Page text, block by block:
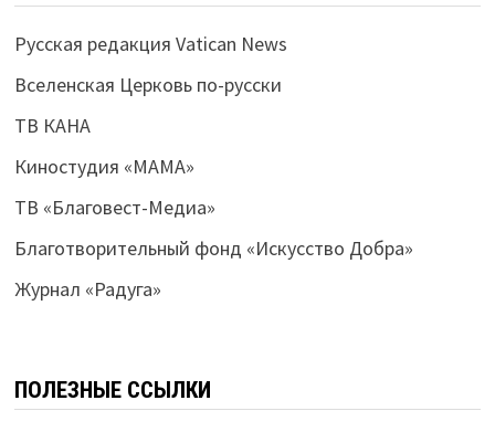
Русская редакция Vatican News
Вселенская Церковь по-русски
ТВ КАНА
Киностудия «МАМА»
ТВ «Благовест-Медиа»
Благотворительный фонд «Искусство Добра»
Журнал «Радуга»
ПОЛЕЗНЫЕ ССЫЛКИ